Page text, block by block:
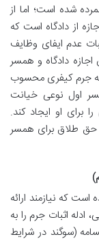
شده است؛ اما از
از دادگاه است که
عدم ایفای وظایف
دادگاه و همسر
جرم کیفری محسوب
اول نوعی خیانت
برای او ایجاد کند.
حق طلاق برای همسر
که نیازمند ارائه
ادله اثبات جرم را به
(سوگند در شرایط